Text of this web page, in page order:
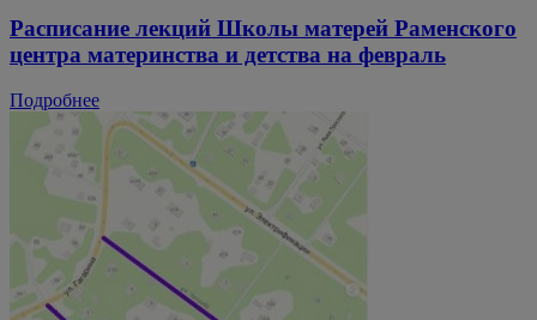
Расписание лекций Школы матерей Раменского
центра материнства и детства на февраль
Подробнее